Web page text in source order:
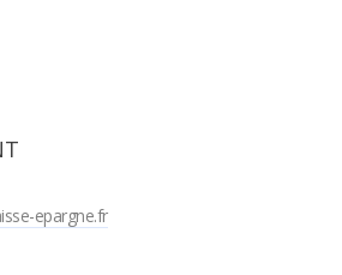
epargne.fr